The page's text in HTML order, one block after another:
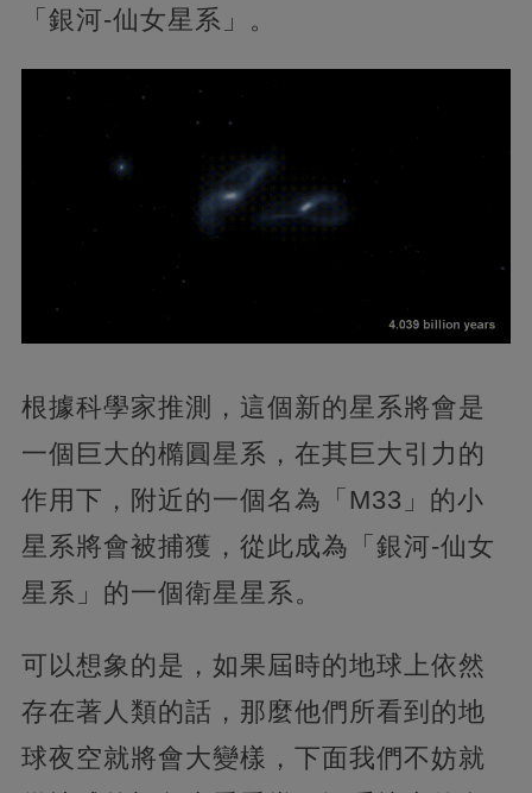
「銀河-仙女星系」。
根據科學家推測，這個新的星系將會是
一個巨大的橢圓星系，在其巨大引力的
作用下，附近的一個名為「M33」的小
星系將會被捕獲，從此成為「銀河-仙女
星系」的一個衛星星系。
可以想象的是，如果屆時的地球上依然
存在著人類的話，那麼他們所看到的地
球夜空就將會大變樣，下面我們不妨就